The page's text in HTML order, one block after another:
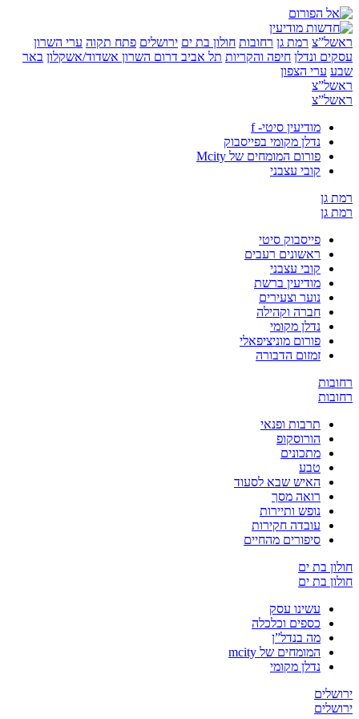
רמת גן רחובות חולון בת ים ירושלים פתח תקוה ערי השרון
ונדלן חיפה והקריות תל אביבדרום השרון אשדוד/אשקלון באר
ערי הצפון
מודיעין סיטי- f
נדלן מקומי בפייסבוק
פורום המומחים של Mcity
קובי עצבני
פייסבוק סיטי
ראשונים רעבים
קובי עצבני
מודיעין ברשת
נוער וצעירים
חברה וקהילה
נדלן מקומי
פורום מוניציפאלי
זמזום הדבורה
תרבות ופנאי
הורוסקופ
מתכונים
טבע
האיש שבא לסעוד
רואה מסך
נופש ותיירות
עובדה חקירות
סיפורים מהחיים
בת ים
בת ים
עשינו עסק
כספים וכלכלה
מה בנדל”ן
המומחים של mcity
נדלן מקומי